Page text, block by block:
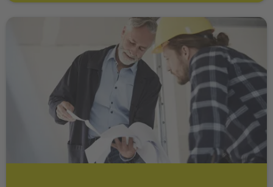
Weiter zu INTER Handwerker Service